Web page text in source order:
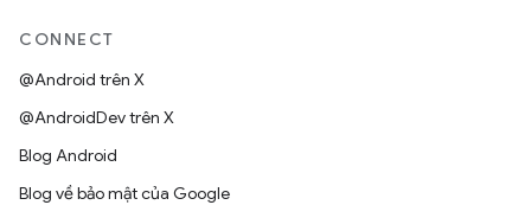
CONNECT
@Android trên X
@AndroidDev trên X
Blog Android
Blog về bảo mật của Google